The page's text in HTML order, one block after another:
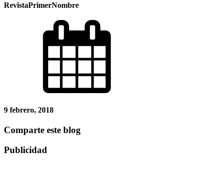
RevistaPrimerNombre
9 febrero, 2018
Comparte este blog
Publicidad